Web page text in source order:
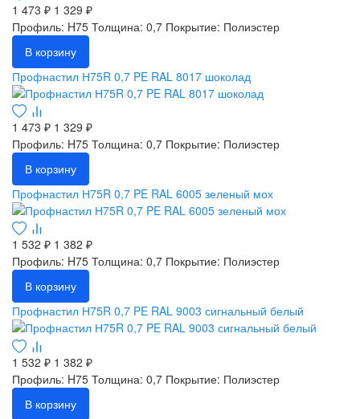
1 473 ₽ 1 329 ₽
Профиль: H75 Толщина: 0,7 Покрытие: Полиэстер
В корзину
Профнастил Н75R 0,7 PE RAL 8017 шоколад
1 473 ₽ 1 329 ₽
Профиль: H75 Толщина: 0,7 Покрытие: Полиэстер
В корзину
Профнастил Н75R 0,7 PE RAL 6005 зеленый мох
1 532 ₽ 1 382 ₽
Профиль: H75 Толщина: 0,7 Покрытие: Полиэстер
В корзину
Профнастил Н75R 0,7 PE RAL 9003 сигнальный белый
1 532 ₽ 1 382 ₽
Профиль: H75 Толщина: 0,7 Покрытие: Полиэстер
В корзину